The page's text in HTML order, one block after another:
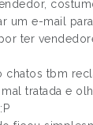
um e-mail
ter
chatos tbm
tratada e